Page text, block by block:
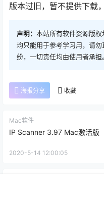
版本过旧，暂不提供下载
声明： 本站所有软件资源版
均只能用于参考学习用，请
纷，一切责任均由使用者承担。
海报分享 收藏
Mac软件
IP Scanner 3.97 Mac激活版
2020-5-14 12:00:05